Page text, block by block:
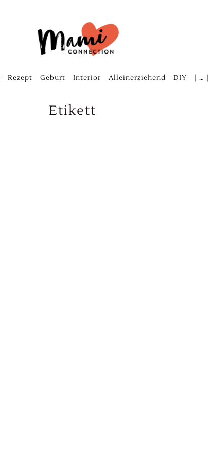
Rezept Geburt Interior Alleinerziehend DIY | … |
Etikett